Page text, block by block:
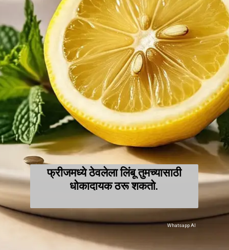
फ्रीजमध्ये ठेवलेला लिंबू तुमच्यासाठी
धोकादायक ठरू शकतो.
Whatsapp AI